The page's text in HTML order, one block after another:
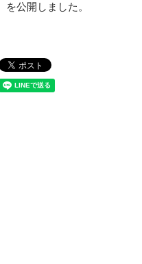
を公開しました。